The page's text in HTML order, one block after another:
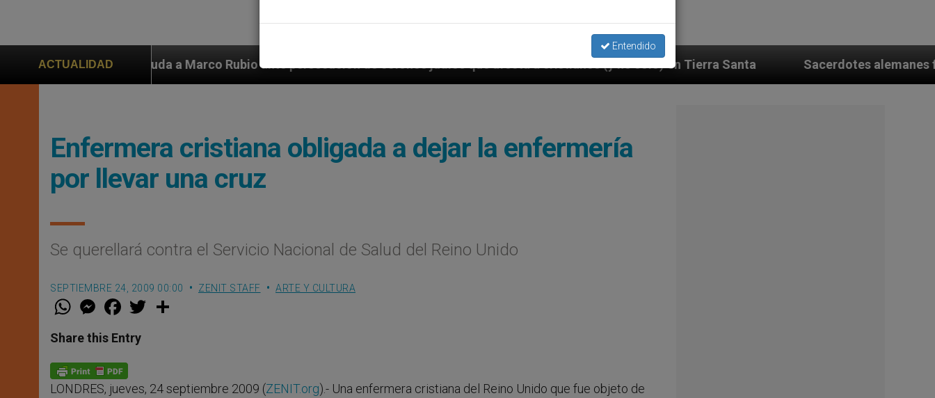
ACTUALIDAD
ayuda a Marco Rubio ante persecución de colonos judíos que afecta a cristianos (y no sólo) en Tierra Santa Sacerdotes alemanes fieles al Papa
Enfermera cristiana obligada a dejar la enfermería
por llevar una cruz
Se querellará contra el Servicio Nacional de Salud del Reino Unido
SEPTIEMBRE 24, 2009 00:00 ZENIT STAFF ARTE Y CULTURA
W
t
s
p
p
M
e
s
e
g
e
r
F
a
e
b
o
k
w
Share this Entry
LONDRES, jueves, 24 septiembre 2009 (ZENIT.org).- Una enfermera cristiana del Reino Unido que fue objeto de
Entendido